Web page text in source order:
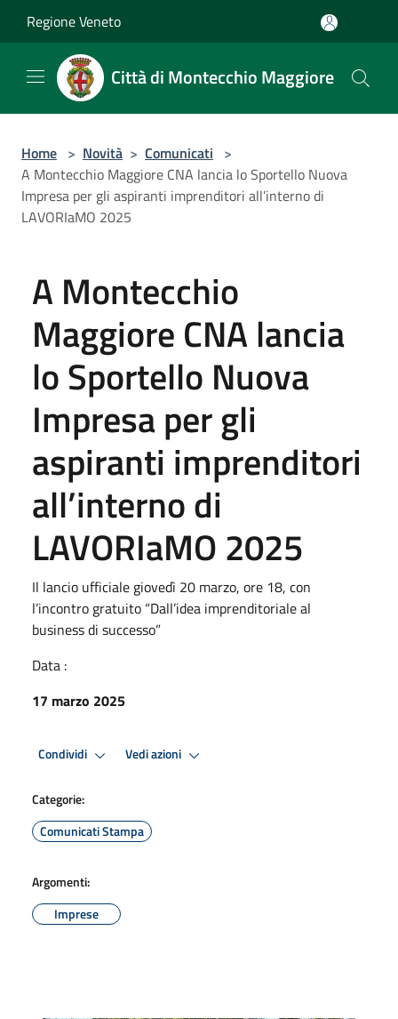
Regione Veneto
Città di Montecchio Maggiore
Home > Novità > Comunicati >
A Montecchio Maggiore CNA lancia lo Sportello Nuova
Impresa per gli aspiranti imprenditori all’interno di
LAVORIaMO 2025
A Montecchio
Maggiore CNA lancia
lo Sportello Nuova
Impresa per gli
aspiranti imprenditori
all’interno di
LAVORIaMO 2025
Il lancio ufficiale giovedì 20 marzo, ore 18, con
l’incontro gratuito “Dall’idea imprenditoriale al
business di successo”
Data :
17 marzo 2025
Condividi Vedi azioni
Categorie:
Comunicati Stampa
Argomenti:
Imprese